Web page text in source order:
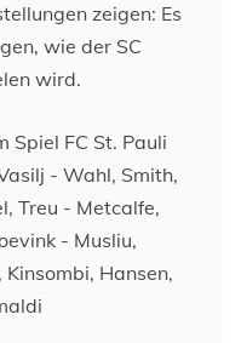
zeigen: Es
wie der SC
wird.